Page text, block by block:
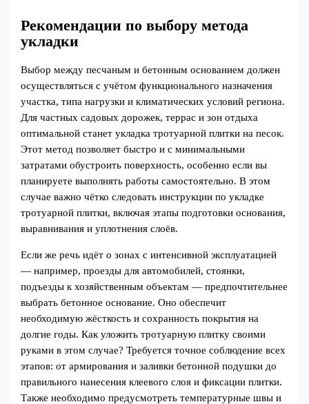
Рекомендации по выбору метода
укладки
Выбор между песчаным и бетонным основанием должен
осуществляться с учётом функционального назначения
участка, типа нагрузки и климатических условий региона.
Для частных садовых дорожек, террас и зон отдыха
оптимальной станет укладка тротуарной плитки на песок.
Этот метод позволяет быстро и с минимальными
затратами обустроить поверхность, особенно если вы
планируете выполнять работы самостоятельно. В этом
случае важно чётко следовать инструкции по укладке
тротуарной плитки, включая этапы подготовки основания,
выравнивания и уплотнения слоёв.
Если же речь идёт о зонах с интенсивной эксплуатацией
— например, проезды для автомобилей, стоянки,
подъезды к хозяйственным объектам — предпочтительнее
выбрать бетонное основание. Оно обеспечит
необходимую жёсткость и сохранность покрытия на
долгие годы. Как уложить тротуарную плитку своими
руками в этом случае? Требуется точное соблюдение всех
этапов: от армирования и заливки бетонной подушки до
правильного нанесения клеевого слоя и фиксации плитки.
Также необходимо предусмотреть температурные швы и